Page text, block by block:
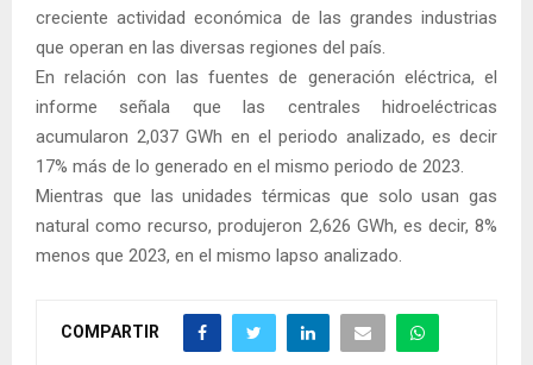
creciente actividad económica de las grandes industrias
que operan en las diversas regiones del país.
En relación con las fuentes de generación eléctrica, el
informe señala que las centrales hidroeléctricas
acumularon 2,037 GWh en el periodo analizado, es decir
17% más de lo generado en el mismo periodo de 2023.
Mientras que las unidades térmicas que solo usan gas
natural como recurso, produjeron 2,626 GWh, es decir, 8%
menos que 2023, en el mismo lapso analizado.
COMPARTIR